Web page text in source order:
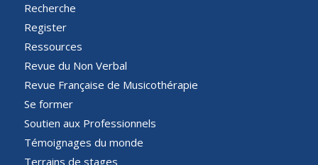
Recherche
Register
Ressources
Revue du Non Verbal
Revue Française de Musicothérapie
Se former
Soutien aux Professionnels
Témoignages du monde
Terrains de stages